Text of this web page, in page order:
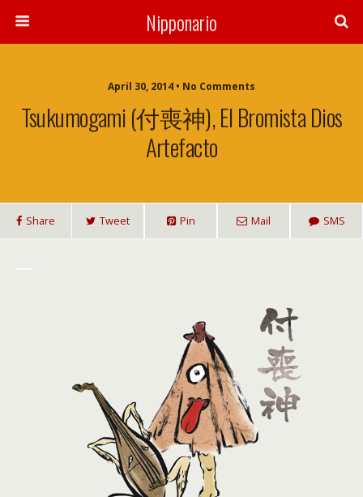
Nipponario
April 30, 2014 • No Comments
Tsukumogami (付喪神), El Bromista Dios
Artefacto
Share Tweet Pin Mail SMS